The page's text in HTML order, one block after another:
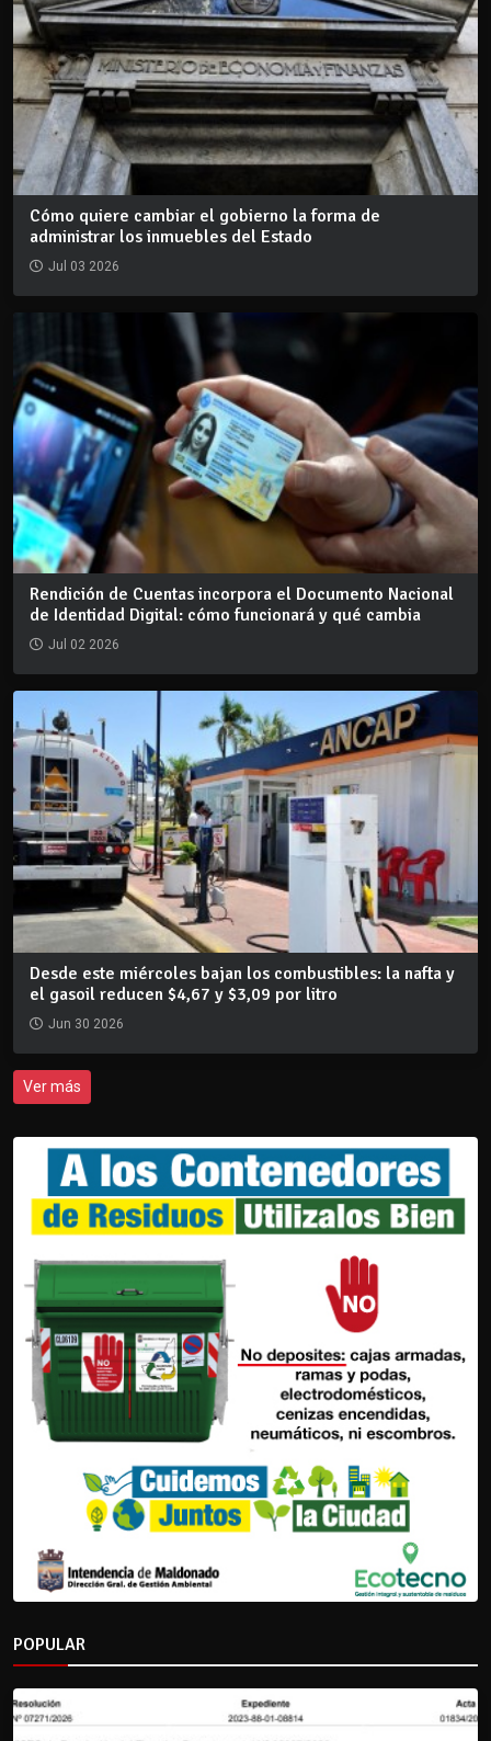
Cómo quiere cambiar el gobierno la forma de
administrar los inmuebles del Estado
Jul 03 2026
Rendición de Cuentas incorpora el Documento Nacional
de Identidad Digital: cómo funcionará y qué cambia
Jul 02 2026
Desde este miércoles bajan los combustibles: la nafta y
el gasoil reducen $4,67 y $3,09 por litro
Jun 30 2026
Ver más
POPULAR